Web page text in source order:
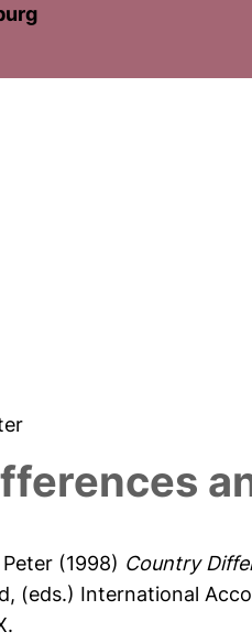
(1998) Country
, (eds.) International